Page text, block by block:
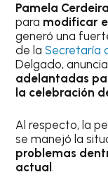
Pamela Cerdeira
para modificar
generó una
de laSecretaría
Delgado,
adelantadas
la celebración
Al respecto, la
se manejó la
problemas
actual.